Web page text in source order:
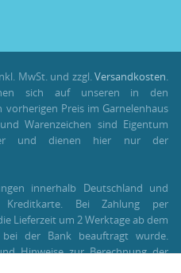
MwSt. und zzgl.Versandkosten.
sich auf unseren in den
vorherigen Preis im Garnelenhaus
Warenzeichen sind Eigentum
und dienen hier nur der
innerhalb Deutschland und
Bei Zahlung per
Lieferzeit um 2 Werktage ab dem
der Bank beauftragt wurde.
Hinweise zur Berechnung der